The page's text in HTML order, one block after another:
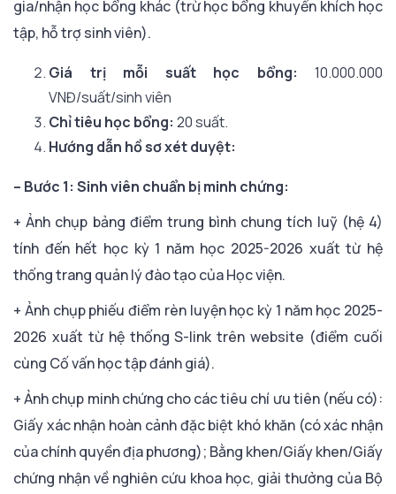
gia/nhận học bổng khác (trừ học bổng khuyến khích học
tập, hỗ trợ sinh viên).
Giá trị mỗi suất học bổng: 10.000.000
VNĐ/suất/sinh viên
Chỉ tiêu học bổng: 20 suất.
Hướng dẫn hồ sơ xét duyệt:
– Bước 1: Sinh viên chuẩn bị minh chứng:
+ Ảnh chụp bảng điểm trung bình chung tích luỹ (hệ 4)
tính đến hết học kỳ 1 năm học 2025-2026 xuất từ hệ
thống trang quản lý đào tạo của Học viện.
+ Ảnh chụp phiếu điểm rèn luyện học kỳ 1 năm học 2025-
2026 xuất từ hệ thống S-link trên website (điểm cuối
cùng Cố vấn học tập đánh giá).
+ Ảnh chụp minh chứng cho các tiêu chí ưu tiên (nếu có):
Giấy xác nhận hoàn cảnh đặc biệt khó khăn (có xác nhận
của chính quyền địa phương); Bằng khen/Giấy khen/Giấy
chứng nhận về nghiên cứu khoa học, giải thưởng của Bộ